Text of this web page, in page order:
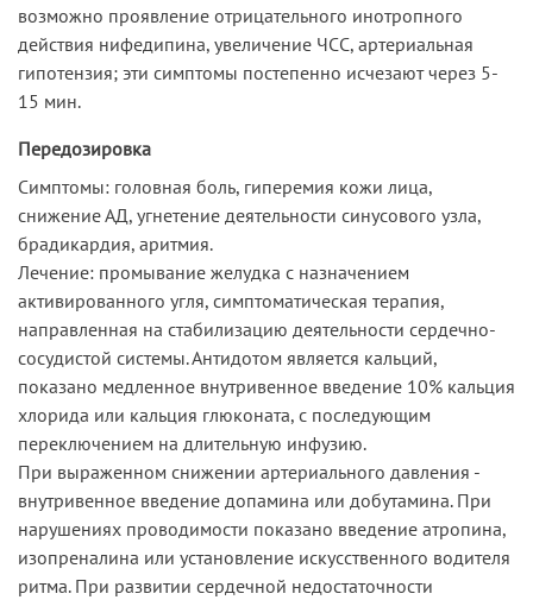
возможно проявление отрицательного инотропного
действия нифедипина, увеличение ЧСС, артериальная
гипотензия; эти симптомы постепенно исчезают через 5-
15 мин.
Передозировка
Симптомы: головная боль, гиперемия кожи лица,
снижение АД, угнетение деятельности синусового узла,
брадикардия, аритмия.
Лечение: промывание желудка с назначением
активированного угля, симптоматическая терапия,
направленная на стабилизацию деятельности сердечно-
сосудистой системы. Антидотом является кальций,
показано медленное внутривенное введение 10% кальция
хлорида или кальция глюконата, с последующим
переключением на длительную инфузию.
При выраженном снижении артериального давления -
внутривенное введение допамина или добутамина. При
нарушениях проводимости показано введение атропина,
изопреналина или установление искусственного водителя
ритма. При развитии сердечной недостаточности